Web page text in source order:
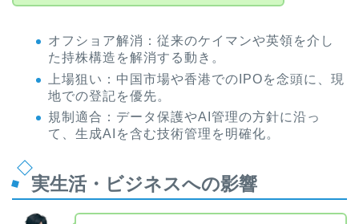
オフショア解消：従来のケイマンや英領を介し
た持株構造を解消する動き。
上場狙い：中国市場や香港でのIPOを念頭に、現
地での登記を優先。
規制適合：データ保護やAI管理の方針に沿っ
て、生成AIを含む技術管理を明確化。
実生活・ビジネスへの影響